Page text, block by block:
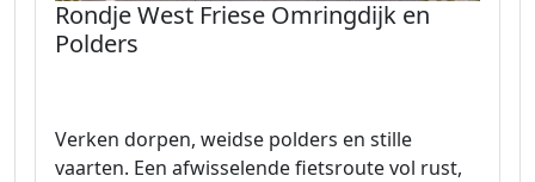
Rondje West Friese Omringdijk en
Polders
Verken dorpen, weidse polders en stille
vaarten. Een afwisselende fietsroute vol rust,